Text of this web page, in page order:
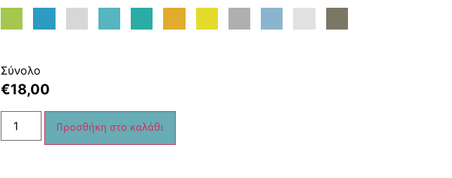
Σύνολο
€18,00
Προσθήκη στο καλάθι